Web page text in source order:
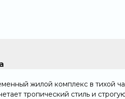
жилой комплекс в тихой
тропический стиль и